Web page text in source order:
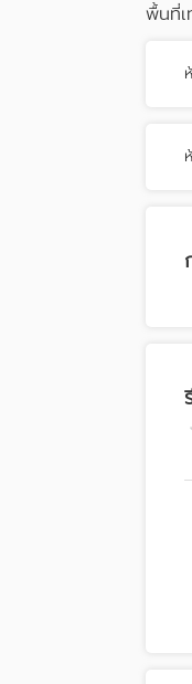
พื้นที่เ